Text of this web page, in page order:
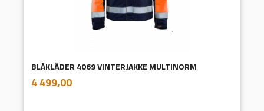
BLÅKLÄDER 4069 VINTERJAKKE MULTINORM
Pris
4 499,00mva.